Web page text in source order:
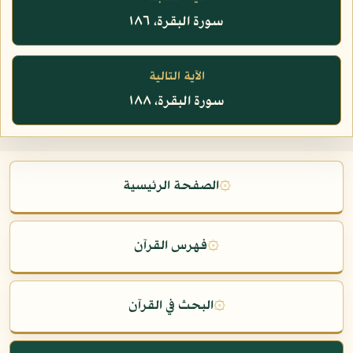
سورة البقرة، ١٨٦
الآية التالية
سورة البقرة، ١٨٨
۞الصفحة الرئيسية
۞فهرس القرآن
۞البحث في القرآن